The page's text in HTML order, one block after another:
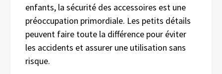
enfants, la sécurité des accessoires est une
préoccupation primordiale. Les petits détails
peuvent faire toute la différence pour éviter
les accidents et assurer une utilisation sans
risque.